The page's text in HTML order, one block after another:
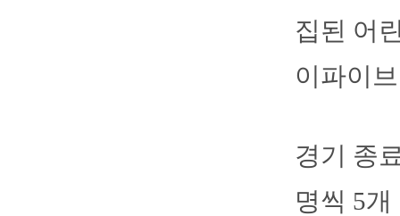
집된 어
이파이
경기 종
명씩 5